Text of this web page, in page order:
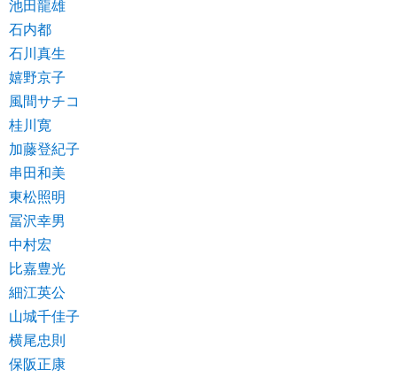
池田龍雄
石内都
石川真生
嬉野京子
風間サチコ
桂川寛
加藤登紀子
串田和美
東松照明
冨沢幸男
中村宏
比嘉豊光
細江英公
山城千佳子
横尾忠則
保阪正康